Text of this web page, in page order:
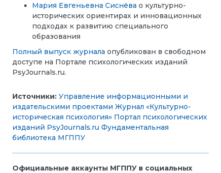
Мария Евгеньевна Сиснёва о культурно-
исторических ориентирах и инновационных
подходах к развитию специального
образования
Полный выпуск журнала опубликован в свободном
доступе на Портале психологических изданий
PsyJournals.ru.
Источники: Управление информационными и
издательскими проектами Журнал «Культурно-
историческая психология» Портал психологических
изданий PsyJournals.ru Фундаментальная
библиотека МГППУ
Официальные аккаунты МГППУ в социальных